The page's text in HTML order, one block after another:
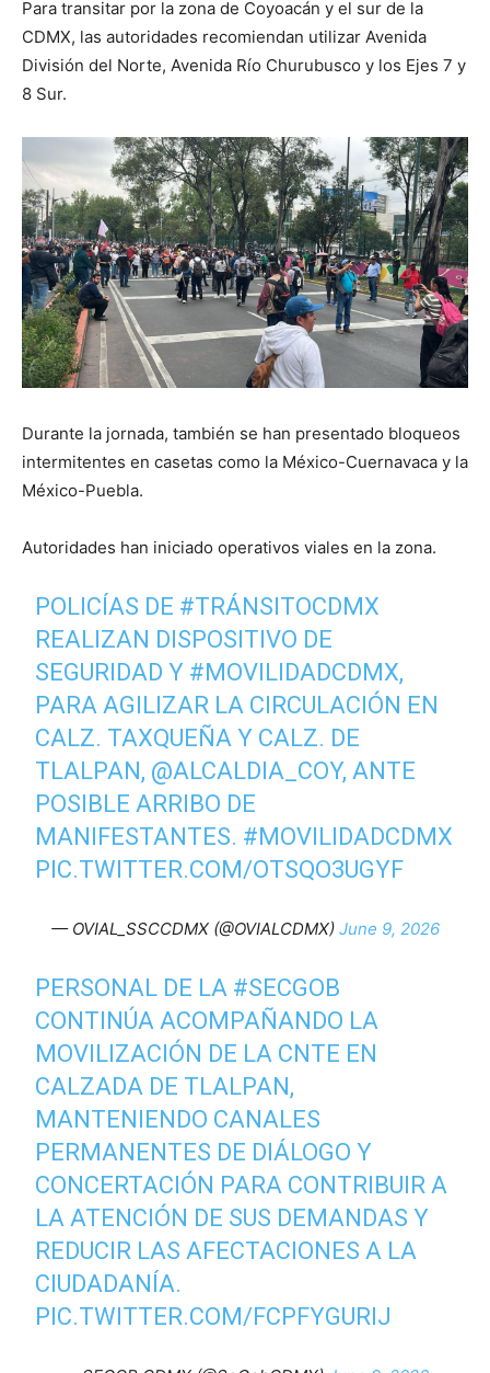
Para transitar por la zona de Coyoacán y el sur de la
CDMX, las autoridades recomiendan utilizar Avenida
División del Norte, Avenida Río Churubusco y los Ejes 7 y
8 Sur.
Durante la jornada, también se han presentado bloqueos
intermitentes en casetas como la México-Cuernavaca y la
México-Puebla.
Autoridades han iniciado operativos viales en la zona.
POLICÍAS DE #TRÁNSITOCDMX
REALIZAN DISPOSITIVO DE
SEGURIDAD Y #MOVILIDADCDMX,
PARA AGILIZAR LA CIRCULACIÓN EN
CALZ. TAXQUEÑA Y CALZ. DE
TLALPAN, @ALCALDIA_COY, ANTE
POSIBLE ARRIBO DE
MANIFESTANTES. #MOVILIDADCDMX
PIC.TWITTER.COM/OTSQO3UGYF
— OVIAL_SSCCDMX (@OVIALCDMX) June 9, 2026
PERSONAL DE LA #SECGOB
CONTINÚA ACOMPAÑANDO LA
MOVILIZACIÓN DE LA CNTE EN
CALZADA DE TLALPAN,
MANTENIENDO CANALES
PERMANENTES DE DIÁLOGO Y
CONCERTACIÓN PARA CONTRIBUIR A
LA ATENCIÓN DE SUS DEMANDAS Y
REDUCIR LAS AFECTACIONES A LA
CIUDADANÍA.
PIC.TWITTER.COM/FCPFYGURIJ